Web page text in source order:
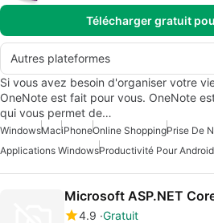
Télécharger gratuit
Autres plateformes
Si vous avez besoin d'organiser votre
OneNote est fait pour vous. OneNote
qui vous permet de…
WindowsMaciPhoneOnline ShoppingPrise De
Applications WindowsProductivité Pour Android
Microsoft ASP.NET
4.9 Gratuit